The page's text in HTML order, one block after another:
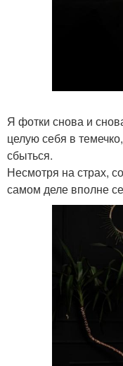
Я фотки снова и
целую себя в
сбыться.
Несмотря на страх,
самом деле вполне